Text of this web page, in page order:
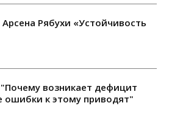
Рябухи «Устойчивость
возникает дефицит
ошибки к этому приводят"